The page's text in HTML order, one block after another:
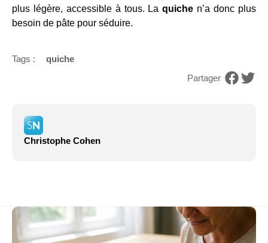
plus légère, accessible à tous. Laquiche n’a donc plus
besoin de pâte pour séduire.
Tags :
quiche
Partager
Christophe Cohen